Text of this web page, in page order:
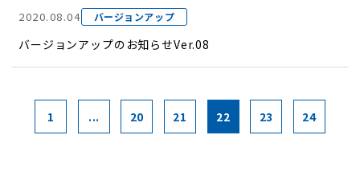
2020.08.04 バージョンアップ
バージョンアップのお知らせVer.08
1 ... 20 21 22 23 24